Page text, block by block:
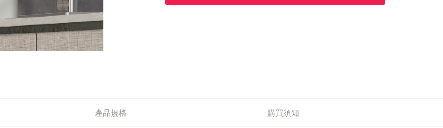
產品規格 購買須知